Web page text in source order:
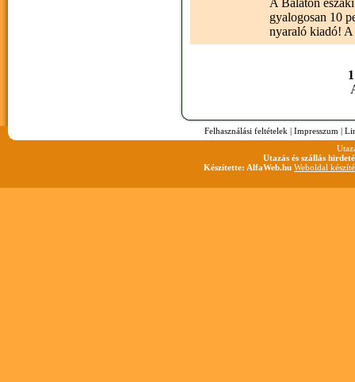
A Balaton
gyalogosan 10
nyaraló kiadó!
1
Felhasználási feltételek | Impresszum |
Utazás és szállás
Készítette: AlfaWeb.hu Weboldal